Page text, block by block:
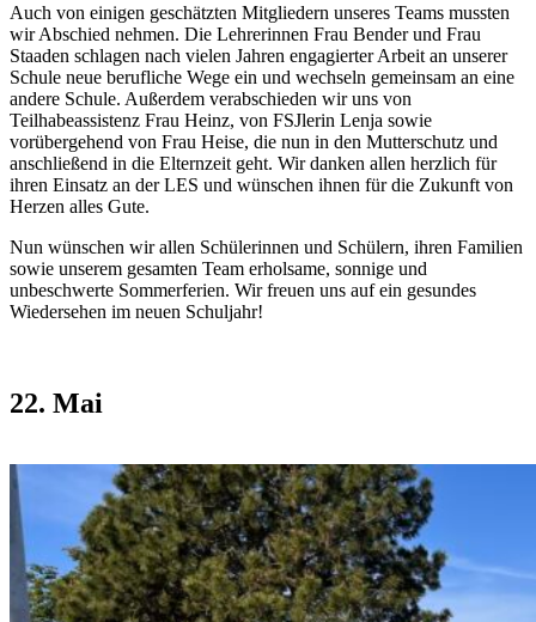
Auch von einigen geschätzten Mitgliedern unseres Teams mussten
wir Abschied nehmen. Die Lehrerinnen Frau Bender und Frau
Staaden schlagen nach vielen Jahren engagierter Arbeit an unserer
Schule neue berufliche Wege ein und wechseln gemeinsam an eine
andere Schule. Außerdem verabschieden wir uns von
Teilhabeassistenz Frau Heinz, von FSJlerin Lenja sowie
vorübergehend von Frau Heise, die nun in den Mutterschutz und
anschließend in die Elternzeit geht. Wir danken allen herzlich für
ihren Einsatz an der LES und wünschen ihnen für die Zukunft von
Herzen alles Gute.
Nun wünschen wir allen Schülerinnen und Schülern, ihren Familien
sowie unserem gesamten Team erholsame, sonnige und
unbeschwerte Sommerferien. Wir freuen uns auf ein gesundes
Wiedersehen im neuen Schuljahr!
22. Mai